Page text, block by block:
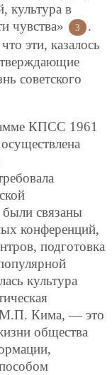
культура в
чувства»
3
.
эти, казалось
советского
КПСС 1961
были связаны
конференций,
подготовка
культура
М.П. Кима, — это
общества